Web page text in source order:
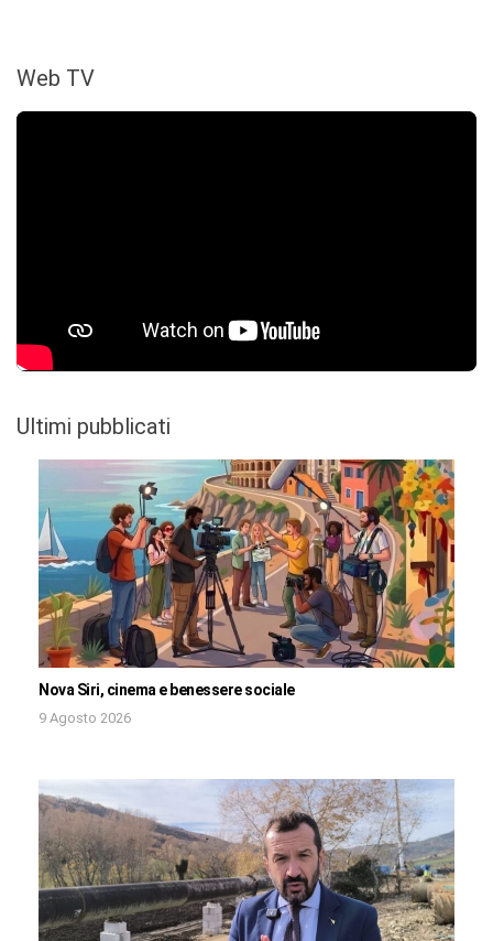
Web TV
Ultimi pubblicati
Nova Siri, cinema e benessere sociale
9 Agosto 2026